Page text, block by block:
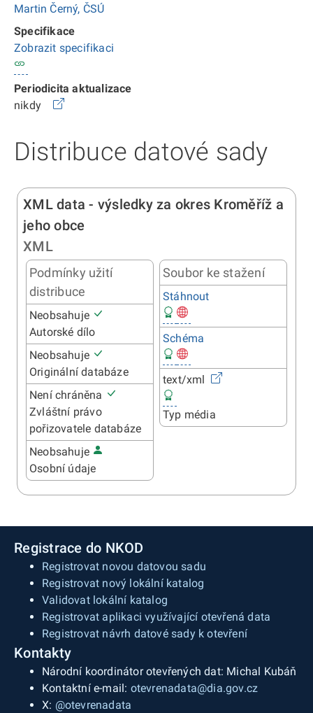
Martin Černý, ČSÚ
Specifikace
Zobrazit specifikaci
Periodicita aktualizace
nikdy
Distribuce datové sady
XML data - výsledky za okres Kroměříž a
jeho obce
XML
Podmínky užití
distribuce
Neobsahuje
Autorské dílo
Neobsahuje
Originální databáze
Není chráněna
Zvláštní právo
pořizovatele databáze
Neobsahuje
Osobní údaje
Soubor ke stažení
Stáhnout
Schéma
text/xml
Typ média
Registrace do NKOD
Registrovat novou datovou sadu
Registrovat nový lokální katalog
Validovat lokální katalog
Registrovat aplikaci využívající otevřená data
Registrovat návrh datové sady k otevření
Kontakty
Národní koordinátor otevřených dat: Michal Kubáň
Kontaktní e-mail: otevrenadata@dia.gov.cz
X: @otevrenadata